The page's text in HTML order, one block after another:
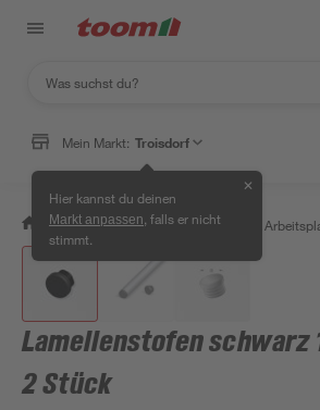
Mein Markt: Troisdorf
Hier kannst du deinen
Markt anpassen , falls er nicht
stimmt.
✕
/ Bauen & Renovieren / Holz
Lamellenstofen schwarz
2 Stück